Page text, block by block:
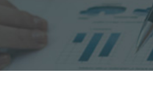
EN
Qui sommes-nous
Produits